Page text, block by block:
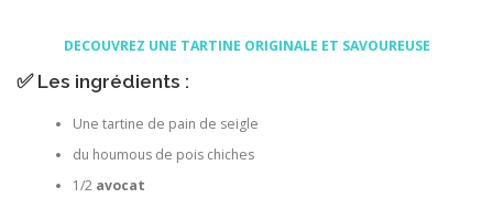
DECOUVREZ UNE TARTINE ORIGINALE ET SAVOUREUSE
✅ Les ingrédients :
Une tartine de pain de seigle
du houmous de pois chiches
1/2avocat